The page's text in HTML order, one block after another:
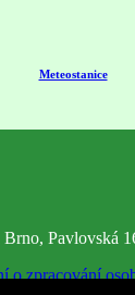
Meteostanice
Pavlovská
o zpracování